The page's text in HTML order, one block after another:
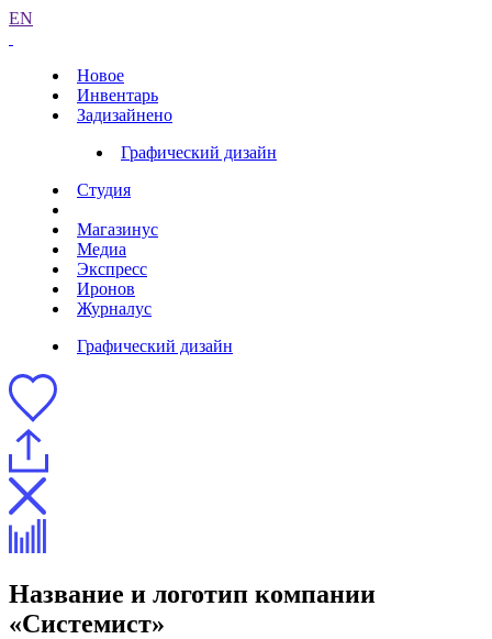
EN
Новое
Инвентарь
Задизайнено
Графический дизайн
Студия
Магазинус
Медиа
Экспресс
Иронов
Журналус
Графический дизайн
Название и логотип компании
«Системист»